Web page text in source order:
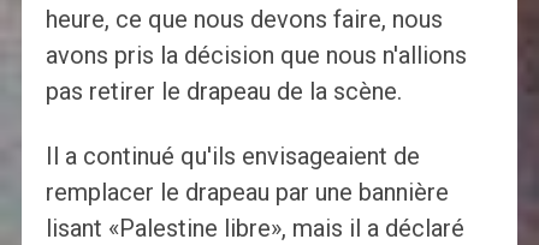
heure, ce que nous devons faire, nous
avons pris la décision que nous n'allions
pas retirer le drapeau de la scène.
Il a continué qu'ils envisageaient de
remplacer le drapeau par une bannière
lisant «Palestine libre», mais il a déclaré